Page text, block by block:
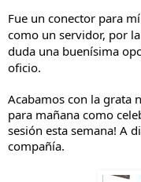
Fue un conector para
como un servidor, por
duda una buenísima
oficio.
Acabamos con la grata
para mañana como
sesión esta semana! A
compañía.